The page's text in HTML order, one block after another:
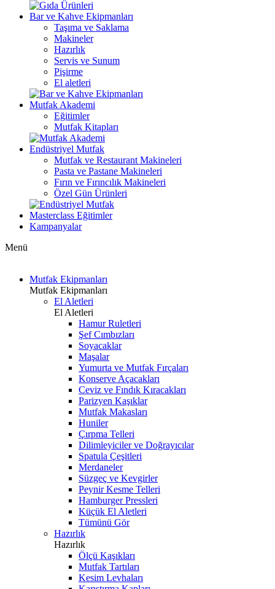
Bar ve Kahve Ekipmanları
Taşıma ve Saklama
Makineler
Hazırlık
Servis ve Sunum
Pişirme
El aletleri
Mutfak Akademi
Eğitimler
Mutfak Kitapları
Endüstriyel Mutfak
Mutfak ve Restaurant Makineleri
Pasta ve Pastane Makineleri
Fırın ve Fırıncılık Makineleri
Özel Gün Ürünleri
Masterclass Eğitimler
Kampanyalar
Menü
Mutfak Ekipmanları
Mutfak Ekipmanları
El Aletleri
El Aletleri
Hamur Ruletleri
Şef Cımbızları
Soyacaklar
Maşalar
Yumurta ve Mutfak Fırçaları
Konserve Açacakları
Ceviz ve Fındık Kıracakları
Parizyen Kaşıklar
Mutfak Makasları
Huniler
Çırpma Telleri
Dilimleyiciler ve Doğrayıcılar
Spatula Çeşitleri
Merdaneler
Süzgeç ve Kevgirler
Peynir Kesme Telleri
Hamburger Pressleri
Küçük El Aletleri
Tümünü Gör
Hazırlık
Hazırlık
Ölçü Kaşıkları
Mutfak Tartıları
Kesim Levhaları